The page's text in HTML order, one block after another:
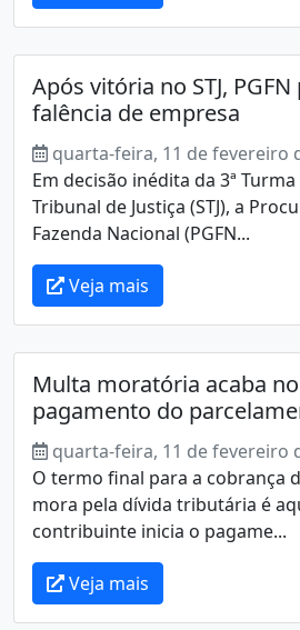
Após vitória no STJ,
falência de empresa
quarta-feira, 11 de fevereiro
Em decisão inédita da 3ª
Tribunal de Justiça (STJ), a
Fazenda Nacional (PGFN...
Veja mais
Multa moratória acaba
pagamento do
quarta-feira, 11 de fevereiro
O termo final para a cobrança
mora pela dívida tributária é
contribuinte inicia o pagame...
Veja mais